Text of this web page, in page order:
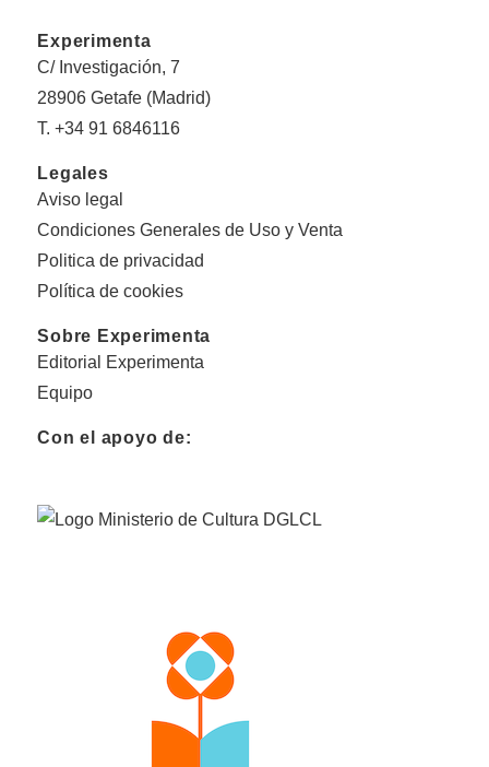
Experimenta
C/ Investigación, 7
28906 Getafe (Madrid)
T. +34 91 6846116
Legales
Aviso legal
Condiciones Generales de Uso y Venta
Politica de privacidad
Política de cookies
Sobre Experimenta
Editorial Experimenta
Equipo
Con el apoyo de: